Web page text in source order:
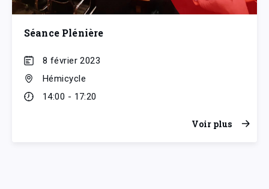
Séance Plénière
8 février 2023
Hémicycle
14:00 - 17:20
Voir plus